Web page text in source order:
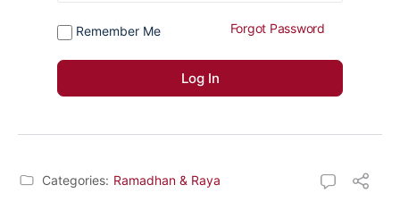
Remember Me Forgot Password
Categories: Ramadhan & Raya